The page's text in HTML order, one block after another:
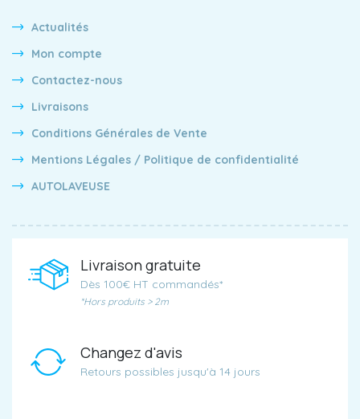
Actualités
Mon compte
Contactez-nous
Livraisons
Conditions Générales de Vente
Mentions Légales / Politique de confidentialité
AUTOLAVEUSE
Livraison gratuite
Dès 100€ HT commandés*
*Hors produits > 2m
Changez d'avis
Retours possibles jusqu'à 14 jours